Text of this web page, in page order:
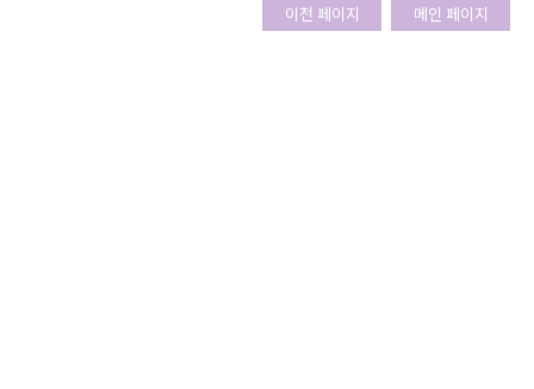
이전 페이지 메인 페이지